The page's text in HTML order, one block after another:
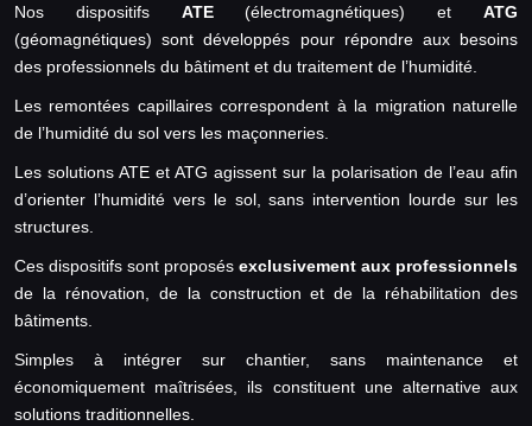
Nos dispositifs ATE(électromagnétiques) etATG
(géomagnétiques) sont développés pour répondre aux besoins
des professionnels du bâtiment et du traitement de l’humidité.
Les remontées capillaires correspondent à la migration naturelle
de l’humidité du sol vers les maçonneries.
Les solutions ATE et ATG agissent sur la polarisation de l’eau afin
d’orienter l’humidité vers le sol, sans intervention lourde sur les
structures.
Ces dispositifs sont proposés exclusivement aux professionnels
de la rénovation, de la construction et de la réhabilitation des
bâtiments.
Simples à intégrer sur chantier, sans maintenance et
économiquement maîtrisées, ils constituent une alternative aux
solutions traditionnelles.